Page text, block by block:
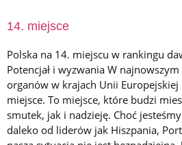
14. miejsce
Polska na 14. miejscu w rankingu
Potencjał i wyzwania W
organów w krajach Unii Europejskiej
miejsce. To miejsce, które budzi
smutek, jak i nadzieję. Choć
daleko od liderów jak Hiszpania,